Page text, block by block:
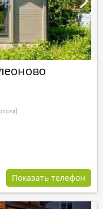
Показать телефон